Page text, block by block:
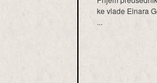
ke vlade Einara
...